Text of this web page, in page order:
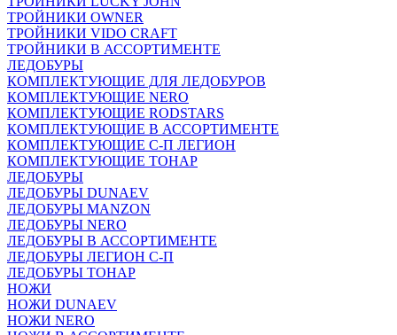
ТРОЙНИКИ OWNER
ТРОЙНИКИ VIDO CRAFT
ТРОЙНИКИ В АССОРТИМЕНТЕ
ЛЕДОБУРЫ
КОМПЛЕКТУЮЩИЕ ДЛЯ ЛЕДОБУРОВ
КОМПЛЕКТУЮЩИЕ NERO
КОМПЛЕКТУЮЩИЕ RODSTARS
КОМПЛЕКТУЮЩИЕ В АССОРТИМЕНТЕ
КОМПЛЕКТУЮЩИЕ С-П ЛЕГИОН
КОМПЛЕКТУЮЩИЕ ТОНАР
ЛЕДОБУРЫ
ЛЕДОБУРЫ DUNAEV
ЛЕДОБУРЫ MANZON
ЛЕДОБУРЫ NERO
ЛЕДОБУРЫ В АССОРТИМЕНТЕ
ЛЕДОБУРЫ ЛЕГИОН С-П
ЛЕДОБУРЫ ТОНАР
НОЖИ
НОЖИ DUNAEV
НОЖИ NERO